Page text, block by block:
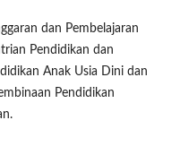
dan Pembelajaran
Pendidikan dan
Anak Usia Dini dan
Pendidikan